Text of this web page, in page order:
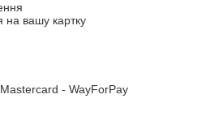
на вашу картку
- WayForPay